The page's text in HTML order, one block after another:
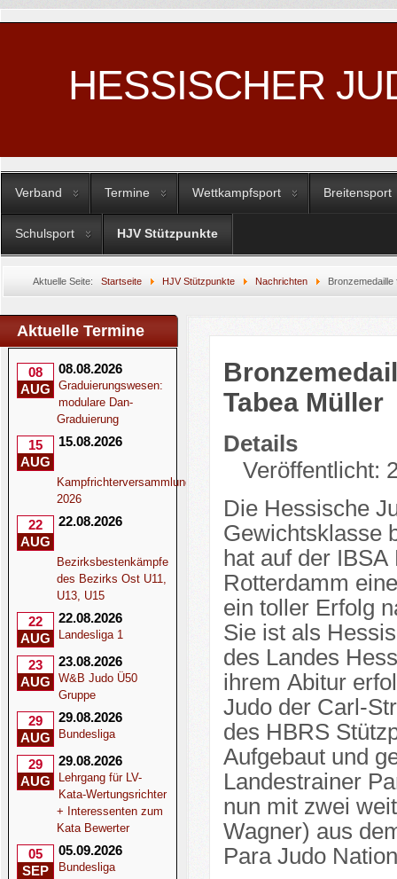
HESSISCHER
Verband Termine Wettkampfsport Breitensport
Schulsport HJV Stützpunkte
Aktuelle Seite: Startseite HJV Stützpunkte Nachrichten
Aktuelle Termine
08
AUG
08.08.2026
Graduierungswesen:
modulare Dan-
Graduierung
15
AUG
15.08.2026
Kampfrichterversammlung
2026
22
AUG
22.08.2026
Bezirksbestenkämpfe
des Bezirks Ost U11,
U13, U15
22
AUG
22.08.2026
Landesliga 1
23
AUG
23.08.2026
W&B Judo Ü50
Gruppe
29
AUG
29.08.2026
Bundesliga
29
AUG
29.08.2026
Lehrgang für LV-
Kata-Wertungsrichter
+ Interessenten zum
Kata Bewerter
05
SEP
05.09.2026
Bundesliga
Tabea Müller
Details
Veröffentlicht:
Die Hessische
Gewichtsklasse
hat auf der
Rotterdamm
ein toller Erfolg
Sie ist als
des Landes
ihrem Abitur
Judo der Carl-
des HBRS
Aufgebaut und
Landestrainer
nun mit zwei
Wagner) aus
Para Judo